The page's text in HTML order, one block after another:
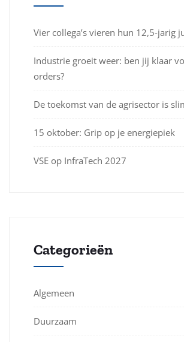
Vier collega’s vieren hun 12,5-jarig
Industrie groeit weer: ben jij klaar
orders?
De toekomst van de agrisector is
15 oktober: Grip op je energiepiek
VSE op InfraTech 2027
Categorieën
Algemeen
Duurzaam